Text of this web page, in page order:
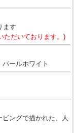
す
ただいております。)
ールホワイト
ングで描かれた、人